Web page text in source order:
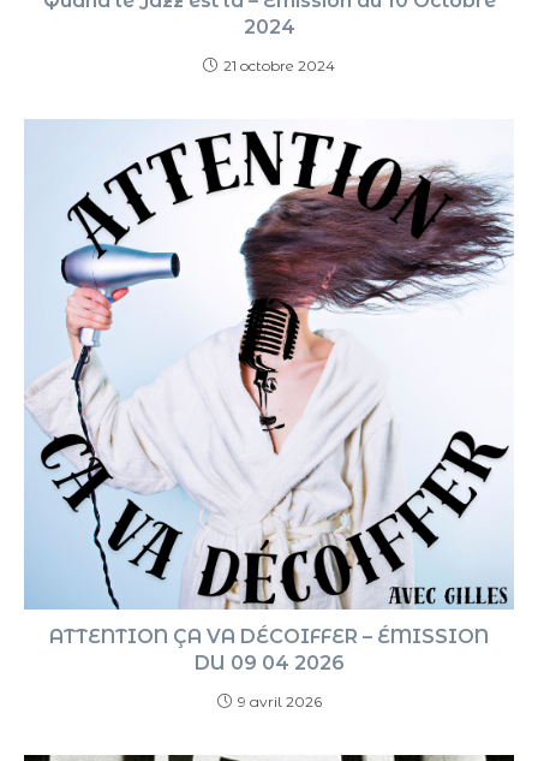
2024
21 octobre 2024
ATTENTION ÇA VA DÉCOIFFER – ÉMISSION
DU 09 04 2026
9 avril 2026